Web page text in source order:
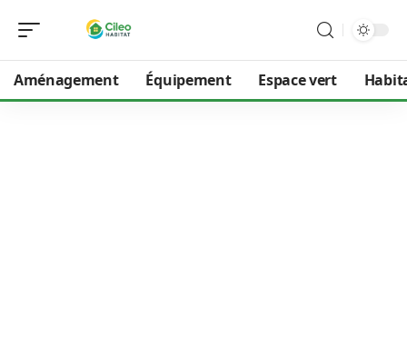
Aménagement Équipement Espace vert